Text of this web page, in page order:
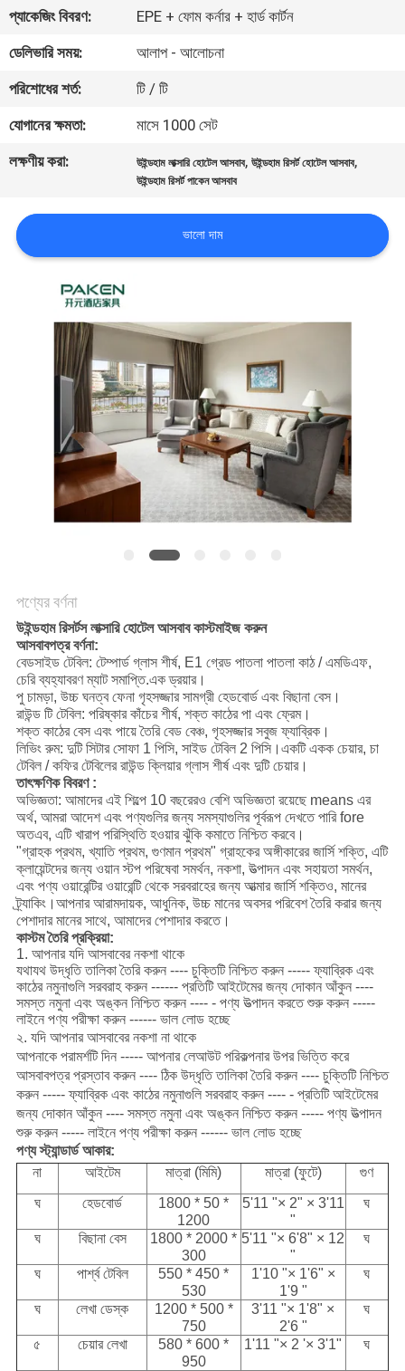
নিয়ন্ত্রণ
যোগাযোগ
করুন
উদ্ধৃতির
আবেদন
PRIVACY
POLICY
প্যাকেজিং বিবরণ:
EPE + ফোম কর্নার + হার্ড কার্টন
ডেলিভারি সময়:
আলাপ - আলোচনা
পরিশোধের শর্ত:
টি / টি
যোগানের ক্ষমতা:
মাসে 1000 সেট
লক্ষণীয় করা:
উইন্ডহাম লাক্সারি হোটেল আসবাব,উইন্ডহাম রিসর্ট হোটেল আসবাব,
উইন্ডহাম রিসর্ট পাকেন আসবাব
ভালো দাম
পণ্যের বর্ণনা
উইন্ডহাম রিসর্টস লাক্সারি হোটেল আসবাব কাস্টমাইজ করুন
আসবাবপত্র বর্ণনা:
বেডসাইড টেবিল: টেম্পার্ড গ্লাস শীর্ষ, E1 গ্রেড পাতলা পাতলা কাঠ / এমডিএফ,
চেরি ব্যহ্যাবরণ ম্যাট সমাপ্তি.এক ড্রয়ার।
পু চামড়া, উচ্চ ঘনত্ব ফেনা গৃহসজ্জার সামগ্রী হেডবোর্ড এবং বিছানা বেস।
রাউন্ড টি টেবিল: পরিষ্কার কাঁচের শীর্ষ, শক্ত কাঠের পা এবং ফ্রেম।
শক্ত কাঠের বেস এবং পায়ে তৈরি বেড বেঞ্চ, গৃহসজ্জার সবুজ ফ্যাব্রিক।
লিভিং রুম: দুটি সিটার সোফা 1 পিসি, সাইড টেবিল 2 পিসি।একটি একক চেয়ার, চা
টেবিল / কফির টেবিলের রাউন্ড ক্লিয়ার গ্লাস শীর্ষ এবং দুটি চেয়ার।
তাৎক্ষণিক বিবরণ :
অভিজ্ঞতা: আমাদের এই শিল্পে 10 বছরেরও বেশি অভিজ্ঞতা রয়েছে means এর
অর্থ, আমরা আদেশ এবং পণ্যগুলির জন্য সমস্যাগুলির পূর্বরূপ দেখতে পারি fore
অতএব, এটি খারাপ পরিস্থিতি হওয়ার ঝুঁকি কমাতে নিশ্চিত করবে।
"গ্রাহক প্রথম, খ্যাতি প্রথম, গুণমান প্রথম" গ্রাহকের অঙ্গীকারের জার্সি শক্তি, এটি
ক্লায়েন্টদের জন্য ওয়ান স্টপ পরিষেবা সমর্থন, নকশা, উত্পাদন এবং সহায়তা সমর্থন,
এবং পণ্য ওয়ারেন্টির ওয়ারেন্টি থেকে সরবরাহের জন্য আত্মার জার্সি শক্তিও, মানের
ট্র্যাকিং।আপনার আরামদায়ক, আধুনিক, উচ্চ মানের অবসর পরিবেশ তৈরি করার জন্য
পেশাদার মানের সাথে, আমাদের পেশাদার করতে।
কাস্টম তৈরি প্রক্রিয়া:
1. আপনার যদি আসবাবের নকশা থাকে
যথাযথ উদ্ধৃতি তালিকা তৈরি করুন ---- চুক্তিটি নিশ্চিত করুন ----- ফ্যাব্রিক এবং
কাঠের নমুনাগুলি সরবরাহ করুন ------ প্রতিটি আইটেমের জন্য দোকান আঁকুন ----
সমস্ত নমুনা এবং অঙ্কন নিশ্চিত করুন ---- - পণ্য উত্পাদন করতে শুরু করুন -----
লাইনে পণ্য পরীক্ষা করুন ------ ভাল লোড হচ্ছে
২. যদি আপনার আসবাবের নকশা না থাকে
আপনাকে পরামর্শটি দিন ----- আপনার লেআউট পরিকল্পনার উপর ভিত্তি করে
আসবাবপত্র প্রস্তাব করুন ---- ঠিক উদ্ধৃতি তালিকা তৈরি করুন ---- চুক্তিটি নিশ্চিত
করুন ----- ফ্যাব্রিক এবং কাঠের নমুনাগুলি সরবরাহ করুন ---- - প্রতিটি আইটেমের
জন্য দোকান আঁকুন ---- সমস্ত নমুনা এবং অঙ্কন নিশ্চিত করুন ----- পণ্য উত্পাদন
শুরু করুন ----- লাইনে পণ্য পরীক্ষা করুন ------ ভাল লোড হচ্ছে
পণ্য স্ট্যান্ডার্ড আকার:
না
আইটেম মাত্রা (মিমি) মাত্রা (ফুটে)
গুণ
ঘ
হেডবোর্ড
1800 * 50 *
1200
5'11 "× 2" × 3'11
"
ঘ
ঘ বিছানা বেস
1800 * 2000 *
300
5'11 "× 6'8" × 12
"
ঘ
ঘ পার্শ্ব টেবিল
550 * 450 *
530
1'10 "× 1'6" ×
1'9 "
ঘ
ঘ লেখা ডেস্ক
1200 * 500 *
750
3'11 "× 1'8" ×
2'6 "
ঘ
৫ চেয়ার লেখা
580 * 600 *
950
1'11 "× 2 '× 3'1" ঘ